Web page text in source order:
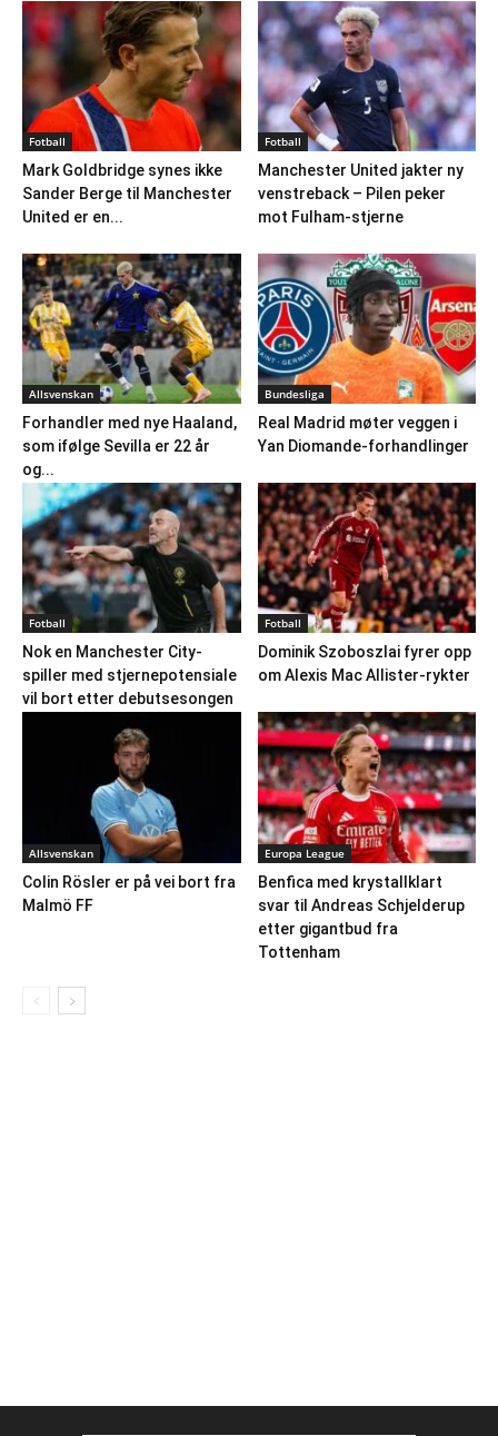
Fotball
Mark Goldbridge synes ikke
Sander Berge til Manchester
United er en...
Fotball
Manchester United jakter ny
venstreback – Pilen peker
mot Fulham-stjerne
Allsvenskan
Forhandler med nye Haaland,
som ifølge Sevilla er 22 år
og...
Bundesliga
Real Madrid møter veggen i
Yan Diomande-forhandlinger
Fotball
Nok en Manchester City-
spiller med stjernepotensiale
vil bort etter debutsesongen
Fotball
Dominik Szoboszlai fyrer opp
om Alexis Mac Allister-rykter
Allsvenskan
Colin Rösler er på vei bort fra
Malmö FF
Europa League
Benfica med krystallklart
svar til Andreas Schjelderup
etter gigantbud fra
Tottenham